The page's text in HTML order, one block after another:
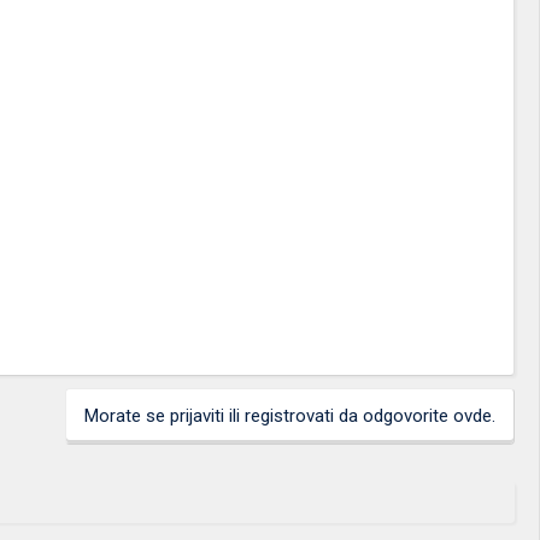
Morate se prijaviti ili registrovati da odgovorite ovde.